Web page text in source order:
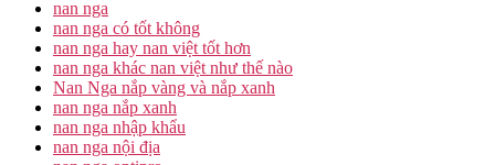
nan nga
nan nga có tốt không
nan nga hay nan việt tốt hơn
nan nga khác nan việt như thế nào
Nan Nga nắp vàng và nắp xanh
nan nga nắp xanh
nan nga nhập khẩu
nan nga nội địa